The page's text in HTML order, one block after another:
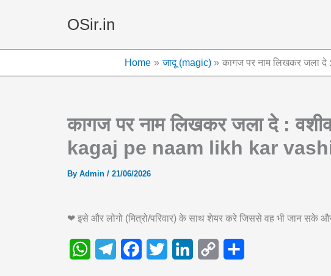
OSir.in
Home जादू (magic) कागज पर नाम लिखकर जला
कागज पर नाम लिखकर जला दे :
kagaj pe naam likh kar
By Admin / 21/06/2026
❤ इसे और लोगो (मित्रो/परिवार) के साथ शेयर करे जिससे वह भी जान सके